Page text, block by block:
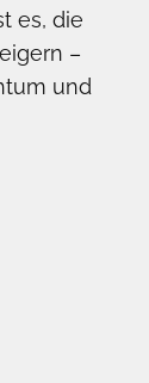
es, die
–
und